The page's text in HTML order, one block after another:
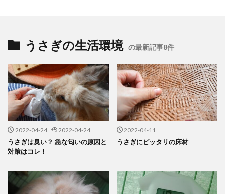
うさぎの生活環境 の最新記事8件
2022-04-24 2022-04-24
うさぎは臭い？ 急な匂いの原因と
対策はコレ！
2022-04-11
うさぎにピッタリの床材